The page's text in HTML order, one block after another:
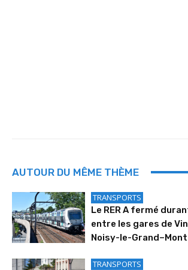
AUTOUR DU MÊME THÈME
TRANSPORTS
Le RER A fermé
entre les gares de
Noisy-le-Grand–Mont
TRANSPORTS